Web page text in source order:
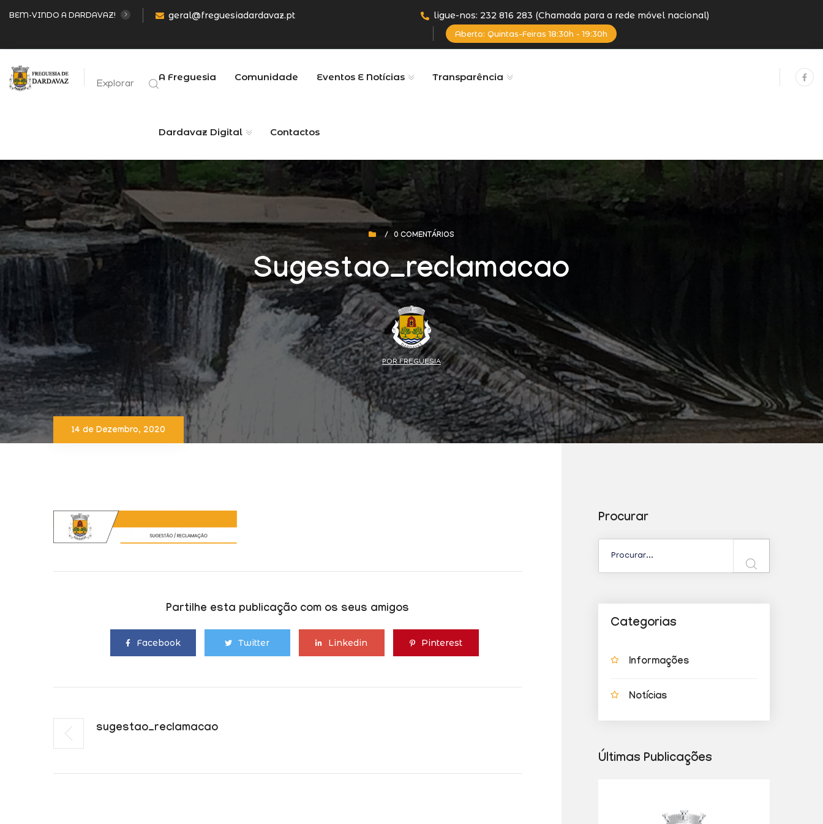
BEM-VINDO A DARDAVAZ! geral@freguesiadardavaz.pt ligue-nos: 232 816 283 (Chamada para a rede móvel nacional)
Aberto: Quintas-Feiras 18:30h - 19:30h
Explorar
A Freguesia Comunidade Eventos E Notícias Transparência
Dardavaz Digital Contactos
/ 0 COMENTÁRIOS
Sugestao_reclamacao
POR FREGUESIA
14 de Dezembro, 2020
Partilhe esta publicação com os seus amigos
Facebook Twitter Linkedin Pinterest
Sugestao_reclamacao
Procurar
Categorias
Informações
Notícias
Últimas Publicações